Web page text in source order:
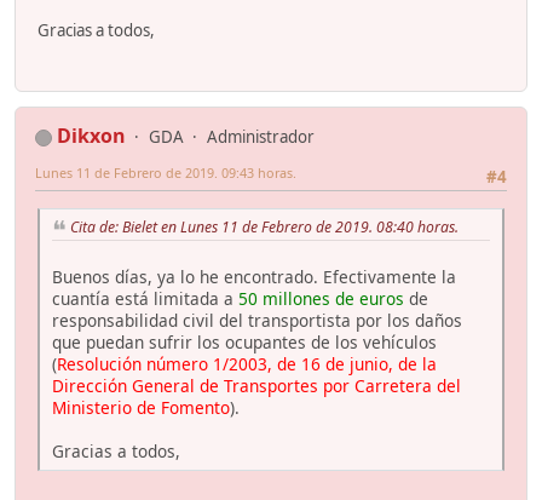
Gracias a todos,
Dikxon GDA
Administrador
#4
Lunes 11 de Febrero de 2019. 09:43 horas.
Cita de: Bielet en Lunes 11 de Febrero de 2019. 08:40 horas.
Buenos días, ya lo he encontrado. Efectivamente la
cuantía está limitada a 50 millones de euros de
responsabilidad civil del transportista por los daños
que puedan sufrir los ocupantes de los vehículos
(Resolución número 1/2003, de 16 de junio, de la
Dirección General de Transportes por Carretera del
Ministerio de Fomento).
Gracias a todos,